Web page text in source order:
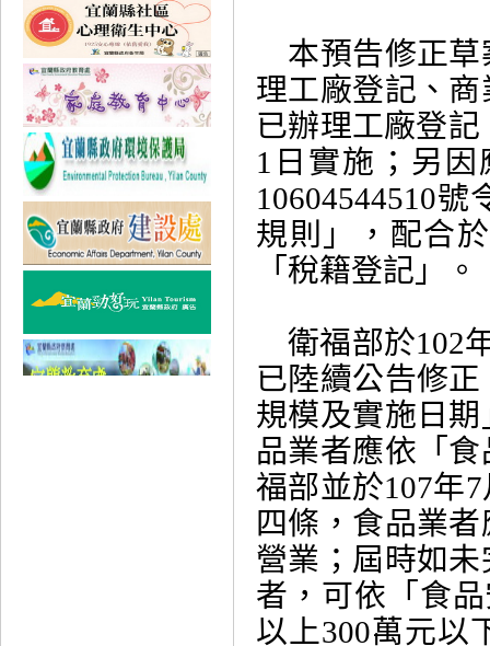
本預告修正草
理工廠登記、
已辦理工廠登
1日實施；另因
10604544510
規則」，配合
「稅籍登記」。
衛福部於102
已陸續公告修
規模及實施日
品業者應依「
福部並於107年
四條，食品業
營業；屆時如
者，可依「食
以上300萬元以